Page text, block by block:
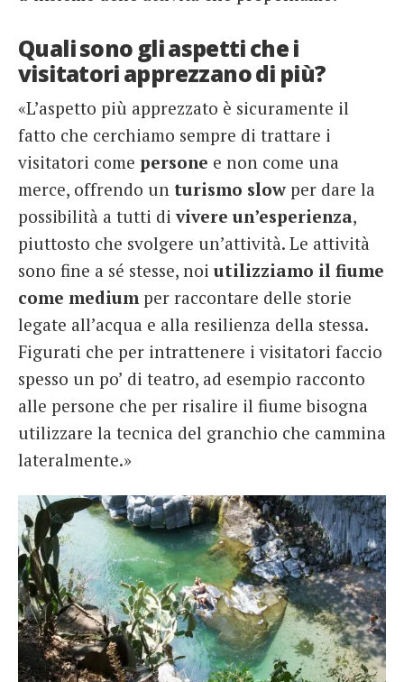
Quali sono gli aspetti che i
visitatori apprezzano di più?
«L’aspetto più apprezzato è sicuramente il
fatto che cerchiamo sempre di trattare i
visitatori come persone e non come una
merce, offrendo un turismo slow per dare la
possibilità a tutti divivere un’esperienza,
piuttosto che svolgere un’attività. Le attività
sono fine a sé stesse, noi utilizziamo il fiume
come mediumper raccontare delle storie
legate all’acqua e alla resilienza della stessa.
Figurati che per intrattenere i visitatori faccio
spesso un po’ di teatro, ad esempio racconto
alle persone che per risalire il fiume bisogna
utilizzare la tecnica del granchio che cammina
lateralmente.»